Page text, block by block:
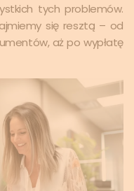
tych problemów.
się resztą – od
aż po wypłatę